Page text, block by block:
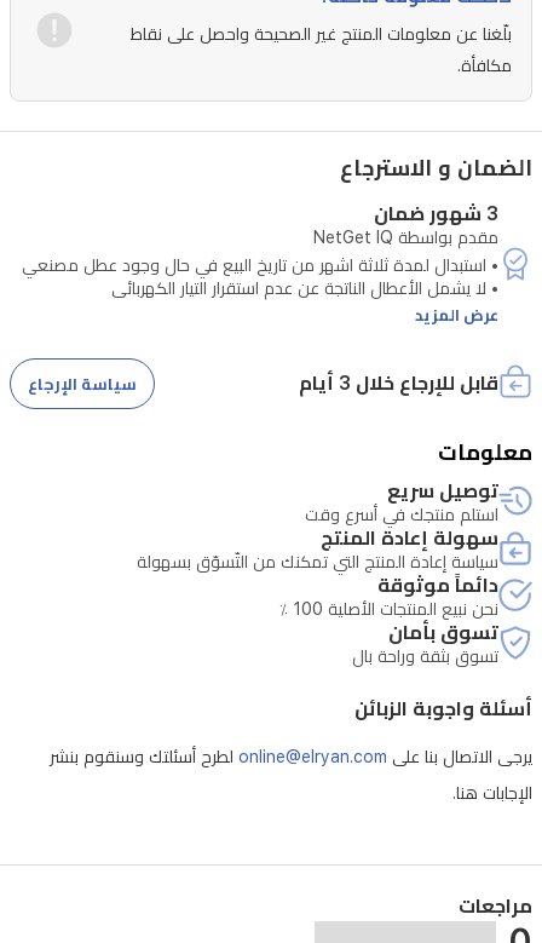
فورية
إلى
هاتفك
الذكي.
كما
رؤية
ليلية
واضحة،
صوتي
الاتجاه
للتواصل
بسهولة،
بالإضافة
إلى
إنذار
وضوئي
لردع
المتسللين.
الكاميرا
التخزين
المحلي
بلّغنا عن معلومات المنتج غير الصحيحة واحصل على نقاط
مكافأة.
الضمان و الاسترجاع
3 شهور ضمان
مقدم بواسطة NetGet IQ
• لا يشمل الأعطال الناتجة عن سوء الاستخدام
عرض المزيد
قابل للإرجاع خلال 3 أيام سياسة الإرجاع
معلومات
توصيل سريع
استلم منتجك في أسرع وقت
سهولة إعادة المنتج
سياسة إعادة المنتج التي تمكنك من التّسوّق بسهولة
دائماً موثوقة
نحن نبيع المنتجات الأصلية 100 ٪
تسوق بأمان
تسوق بثقة وراحة بال
أسئلة واجوبة الزبائن
يرجى الاتصال بنا على online@elryan.com لطرح أسئلتك وسنقوم بنشر
الإجابات هنا.
مراجعات